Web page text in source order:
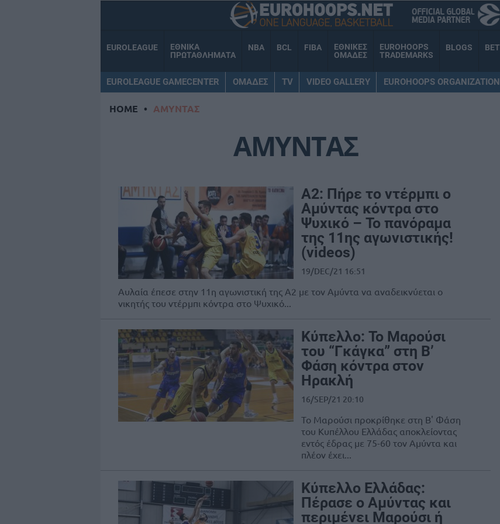
EUROLEAGUE
ΕΘΝΙΚΑ
ΠΡΩΤΑΘΛΗΜΑΤΑ
NBA BCL FIBA
ΕΘΝΙΚΕΣ
ΟΜΑΔΕΣ
EUROHOOPS
TRADEMARKS
BLOGS BET
EUROLEAGUE GAMECENTER ΟΜΑΔΕΣ TV VIDEO GALLERY EUROHOOPS ORGANIZATION
HOME • ΑΜΥΝΤΑΣ
ΑΜΥΝΤΑΣ
Α2: Πήρε το ντέρμπι ο
Αμύντας κόντρα στο
Ψυχικό – Το πανόραμα
της 11ης αγωνιστικής!
(videos)
19/DEC/21 16:51
Αυλαία έπεσε στην 11η αγωνιστική της Α2 με τον Αμύντα να αναδεικνύεται ο
νικητής του ντέρμπι κόντρα στο Ψυχικό...
Κύπελλο: Το Μαρούσι
του “Γκάγκα” στη Β’
Φάση κόντρα στον
Ηρακλή
16/SEP/21 20:10
Το Μαρούσι προκρίθηκε στη Β' Φάση
του Κυπέλλου Ελλάδας αποκλείοντας
εντός έδρας με 75-60 τον Αμύντα και
πλέον έχει...
Κύπελλο Ελλάδας:
Πέρασε ο Αμύντας και
περιμένει Μαρούσι ή